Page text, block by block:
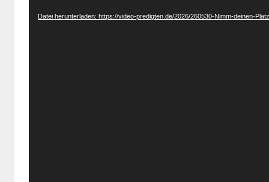
n
Datei herunterladen: https://video-predigten.de/2026/260530-Nimm-deinen-